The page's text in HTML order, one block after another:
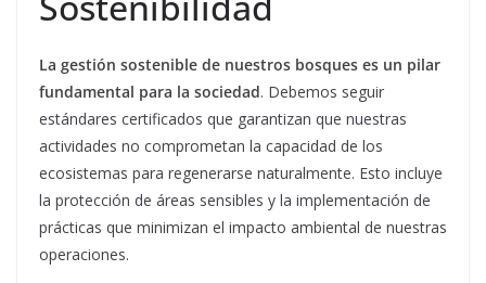
La gestión sostenible de nuestros bosques es un pilar
fundamental para la sociedad. Debemos seguir
estándares certificados que garantizan que nuestras
actividades no comprometan la capacidad de los
ecosistemas para regenerarse naturalmente. Esto incluye
la protección de áreas sensibles y la implementación de
prácticas que minimizan el impacto ambiental de nuestras
operaciones.